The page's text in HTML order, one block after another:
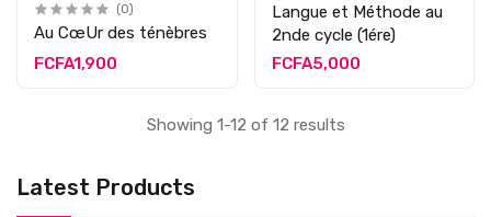
Latest Products
(0)
Au CœUr des ténèbres
FCFA1,900
Langue et Méthode au
2nde cycle (1ére)
FCFA5,000
Showing 1-12 of 12 results